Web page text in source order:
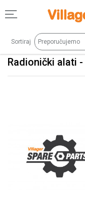
Radionički alati
Sortiraj